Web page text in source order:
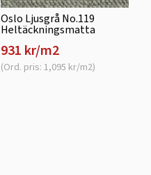
Oslo Ljusgrå No.119
Heltäckningsmatta
931 kr/m2
(Ord. pris: 1,095 kr/m2)